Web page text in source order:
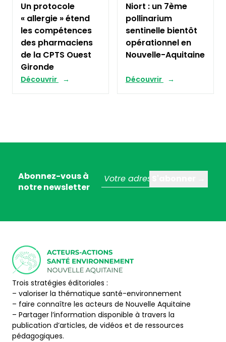
Un protocole
« allergie » étend
les compétences
des pharmaciens
de la CPTS Ouest
Gironde
Découvrir
Niort : un 7ème
pollinarium
sentinelle bientôt
opérationnel en
Nouvelle-Aquitaine
Découvrir
Abonnez-vous à
notre newsletter
Trois stratégies éditoriales :
– valoriser la thématique santé-environnement
– faire connaître les acteurs de Nouvelle Aquitaine
– Partager l’information disponible à travers la
publication d’articles, de vidéos et de ressources
pédagogiques.